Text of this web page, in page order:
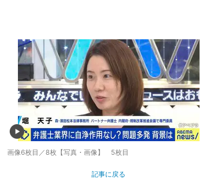
画像6枚目／8枚 【写真・画像】 5枚目
記事に戻る